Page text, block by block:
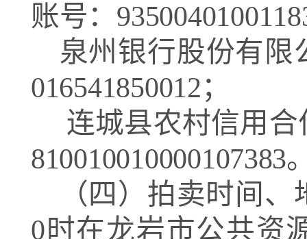
账号：
泉州银行股份有限
016541850012；
连城县农村信用
810010010000107383
（四）拍卖时间、
0时在龙岩市公共资